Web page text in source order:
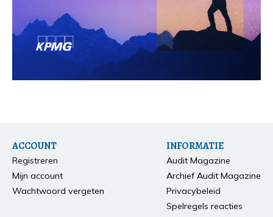
ACCOUNT
Registreren
Mijn account
Wachtwoord vergeten
INFORMATIE
Audit Magazine
Archief Audit Magazine
Privacybeleid
Spelregels reacties